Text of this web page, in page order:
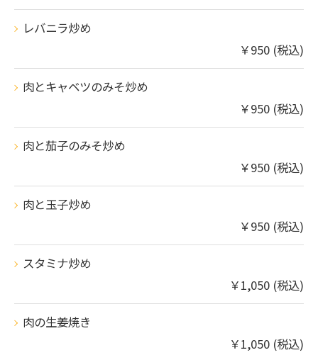
レバニラ炒め
￥950 (税込)
肉とキャベツのみそ炒め
￥950 (税込)
肉と茄子のみそ炒め
￥950 (税込)
肉と玉子炒め
￥950 (税込)
スタミナ炒め
￥1,050 (税込)
肉の生姜焼き
￥1,050 (税込)